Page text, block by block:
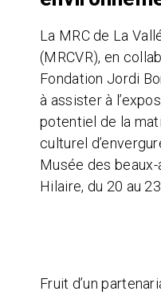
La MRC de La
(MRCVR), en
Fondation Jordi
à assister à
potentiel de la
culturel
Musée des
Hilaire, du 20 au
Fruit d’un